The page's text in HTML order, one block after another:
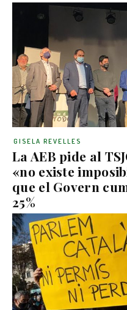
La AEB pide al
«no existe
que el Govern
25%
GISELA REVELLES